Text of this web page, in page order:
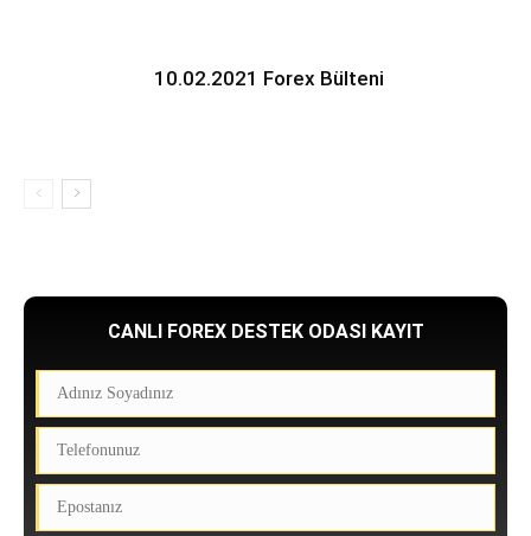
10.02.2021 Forex Bülteni
CANLI FOREX DESTEK ODASI KAYIT